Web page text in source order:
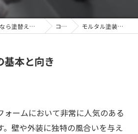
春日井市のリフォームなら塗替え工房ながもち君 春日井店 コラム モルタル塗装の基本と向き
基本と向き
ォームにおいて非常に人気のある
。壁や外装に独特の風合いを与え